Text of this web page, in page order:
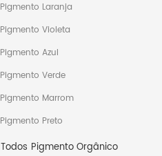
Pigmento Laranja
Pigmento Violeta
Pigmento Azul
Pigmento Verde
Pigmento Marrom
Pigmento Preto
Todos Pigmento Orgânico